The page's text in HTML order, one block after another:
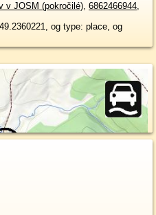
v JOSM (pokročilé), 6862466944,
og type: place, og